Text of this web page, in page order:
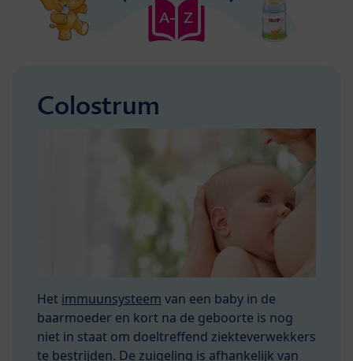
Colostrum
Het immuunsysteem van een baby in de
baarmoeder en kort na de geboorte is nog
niet in staat om doeltreffend ziekteverwekkers
te bestrijden. De zuigeling is afhankelijk van